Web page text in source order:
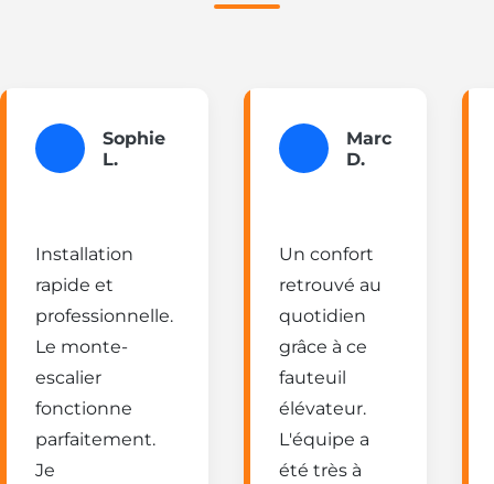
Sophie
L.
Installation
rapide et
professionnelle.
Le monte-
escalier
fonctionne
parfaitement.
Je
Marc
D.
Un confort
retrouvé au
quotidien
grâce à ce
fauteuil
élévateur.
L'équipe a
été très à